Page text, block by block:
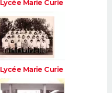
Lycée Marie Curie
Lycée Marie Curie